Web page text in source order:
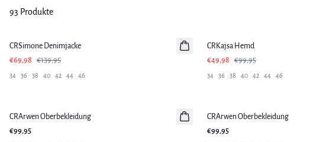
93 Produkte
CRSimone Denimjacke
€69,98
€139,95
34 36 38 40 42 44 46
CRKajsa Hemd
€49,98
€99,95
34 36 38 40 42 44 46
CRArwen Oberbekleidung
€99,95
CRArwen Oberbekleidung
€99,95